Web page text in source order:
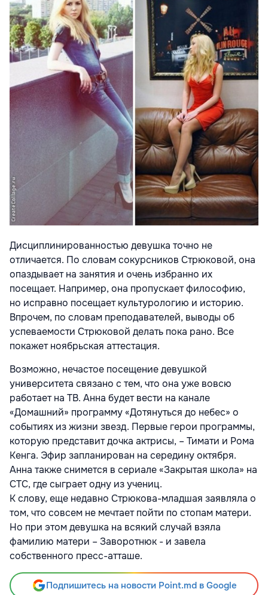
Дисциплинированностью девушка точно не
отличается. По словам сокурсников Стрюковой, она
опаздывает на занятия и очень избранно их
посещает. Например, она пропускает философию,
но исправно посещает культурологию и историю.
Впрочем, по словам преподавателей, выводы об
успеваемости Стрюковой делать пока рано. Все
покажет ноябрьская аттестация.
Возможно, нечастое посещение девушкой
университета связано с тем, что она уже вовсю
работает на ТВ. Анна будет вести на канале
«Домашний» программу «Дотянуться до небес» о
событиях из жизни звезд. Первые герои программы,
которую представит дочка актрисы, – Тимати и Рома
Кенга. Эфир запланирован на середину октября.
Анна также снимется в сериале «Закрытая школа» на
СТС, где сыграет одну из учениц.
К слову, еще недавно Стрюкова-младшая заявляла о
том, что совсем не мечтает пойти по стопам матери.
Но при этом девушка на всякий случай взяла
фамилию матери – Заворотнюк - и завела
собственного пресс-атташе.
Подпишитесь на новости Point.md в Google